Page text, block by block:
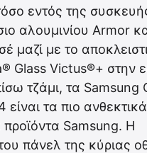
εντός της
αλουμινίου Armor
μαζί με το
Glass Victus®+ στην
τζάμι, τα Samsung
είναι τα πιο ανθεκτικά
Samsung. Η
πάνελ της κύριας